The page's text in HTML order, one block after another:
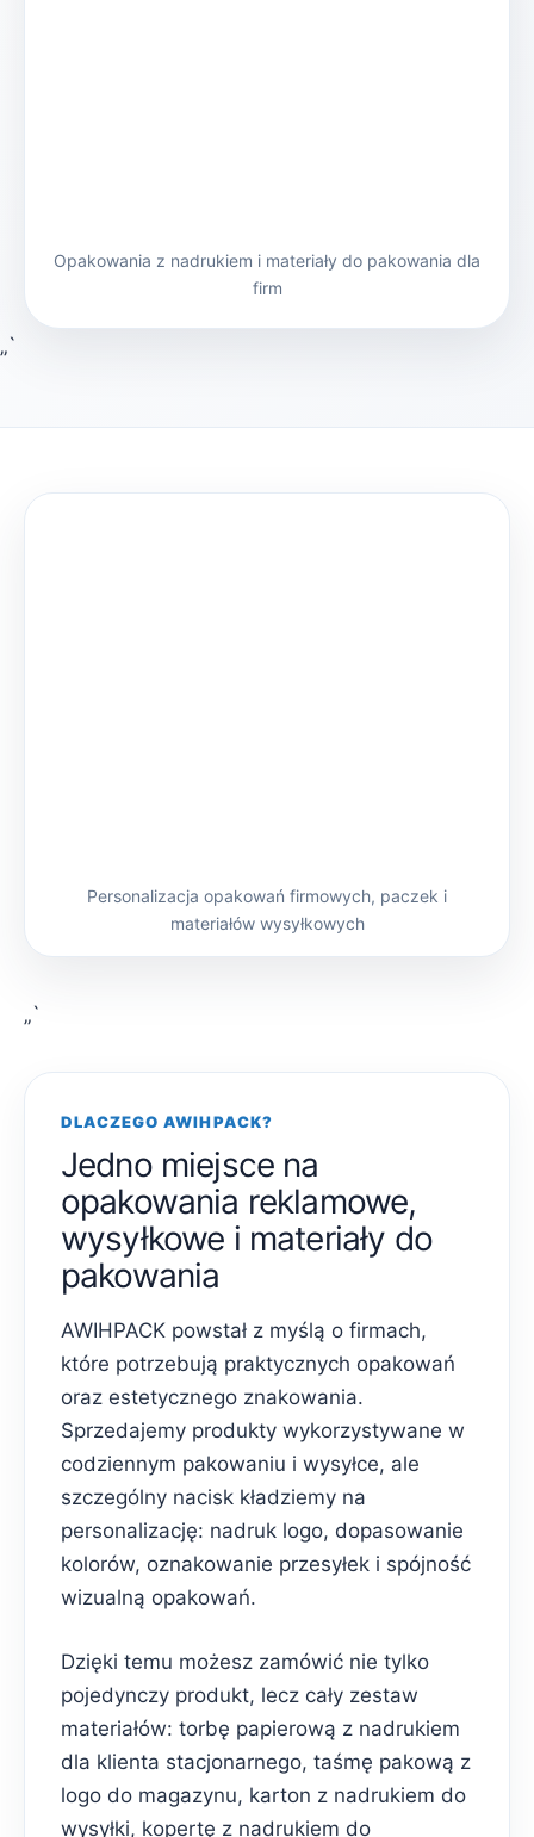
Opakowania z nadrukiem i materiały do pakowania dla
firm
„`
Personalizacja opakowań firmowych, paczek i
materiałów wysyłkowych
„`
DLACZEGO AWIHPACK?
Jedno miejsce na
opakowania reklamowe,
wysyłkowe i materiały do
pakowania
AWIHPACK powstał z myślą o firmach,
które potrzebują praktycznych opakowań
oraz estetycznego znakowania.
Sprzedajemy produkty wykorzystywane w
codziennym pakowaniu i wysyłce, ale
szczególny nacisk kładziemy na
personalizację: nadruk logo, dopasowanie
kolorów, oznakowanie przesyłek i spójność
wizualną opakowań.
Dzięki temu możesz zamówić nie tylko
pojedynczy produkt, lecz cały zestaw
materiałów: torbę papierową z nadrukiem
dla klienta stacjonarnego, taśmę pakową z
logo do magazynu, karton z nadrukiem do
wysyłki, kopertę z nadrukiem do